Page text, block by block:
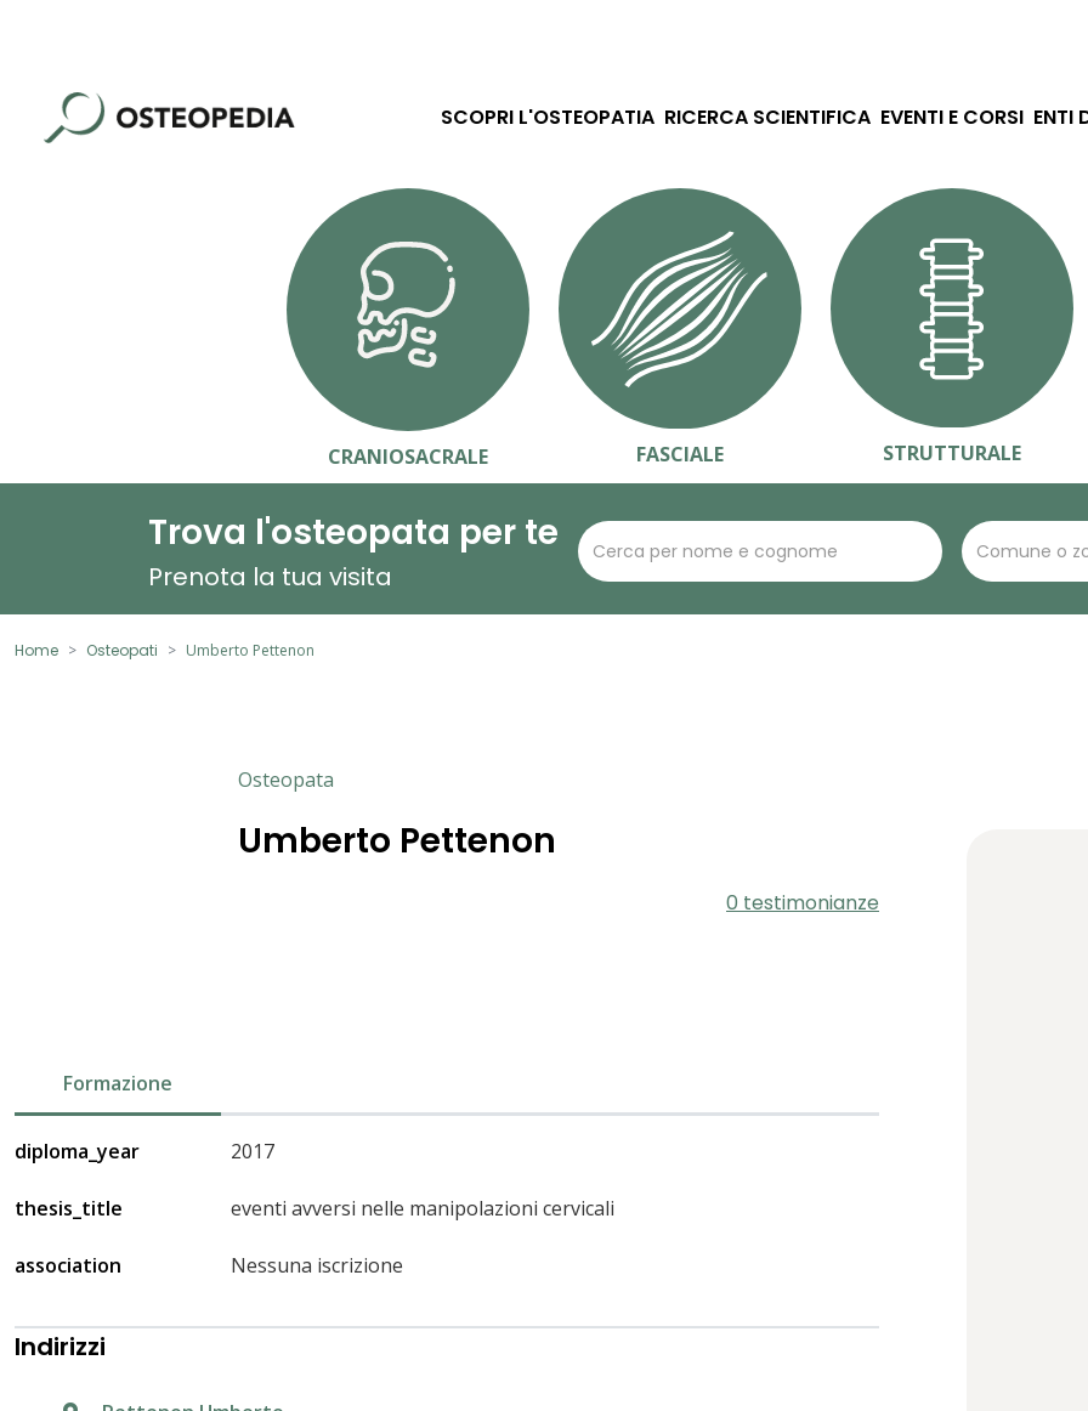
SCOPRI L'OSTEOPATIA RICERCA SCIENTIFICA EVENTI E CORSI ENTI
CRANIOSACRALE FASCIALE STRUTTURALE
Trova l'osteopata per te
Prenota la tua visita
Home Osteopati Umberto Pettenon
Osteopata
Umberto Pettenon
0 testimonianze
Formazione
diploma_year 2017
thesis_title eventi avversi nelle manipolazioni cervicali
association Nessuna iscrizione
Indirizzi